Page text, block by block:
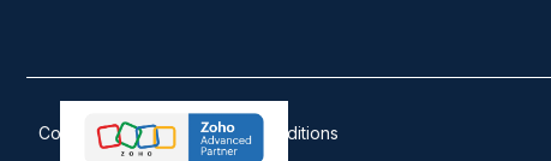
Confidentialité Termes et conditions